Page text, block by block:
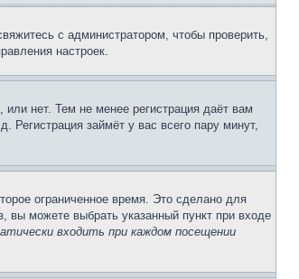
с администратором, чтобы проверить,
настроек.
нет. Тем не менее регистрация даёт вам
займёт у вас всего пару минут,
ограниченное время. Это сделано для
вы можете выбрать указанный пункт при входе
входить при каждом посещении